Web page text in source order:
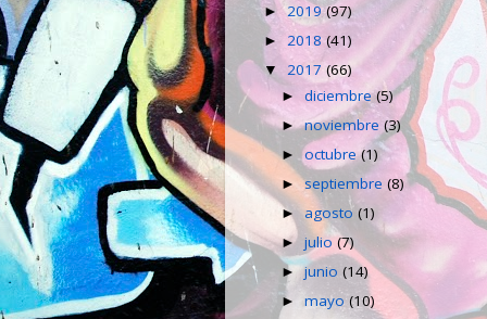
►2019(97)
► 2018(41)
▼ 2017 (66)
►diciembre(5)
►noviembre(3)
►octubre(1)
►septiembre(8)
►agosto(1)
►julio(7)
►junio(14)
►mayo(10)